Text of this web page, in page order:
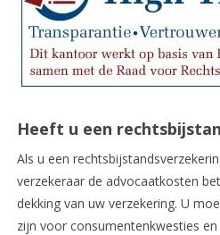
Heeft u een
Als u een
verzekeraar de advocaatkosten
dekking van uw verzekering. U
zijn voor consumentenkwesties